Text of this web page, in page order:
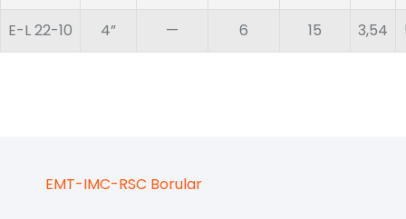
EMT-IMC-RSC Borular
E-L 22-10 4” — 6 15 3,54